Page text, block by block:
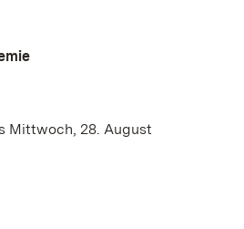
Mittwoch, 28. August